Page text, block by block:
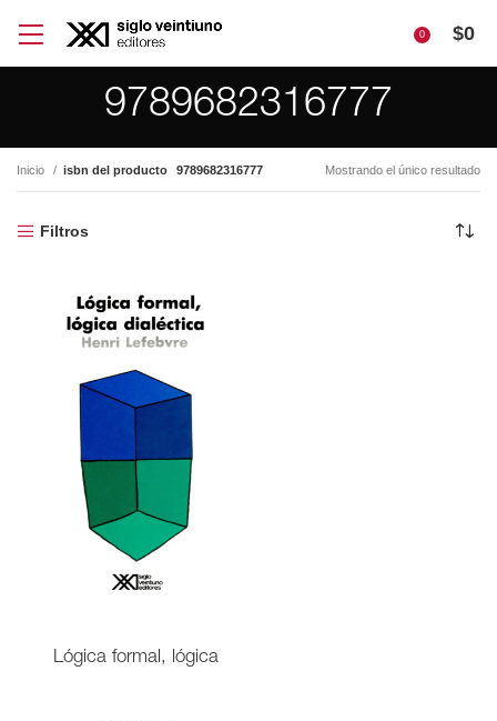
0 $0
9789682316777
Inicio isbn del producto 9789682316777 Mostrando el único resultado
Filtros
Lógica formal, lógica